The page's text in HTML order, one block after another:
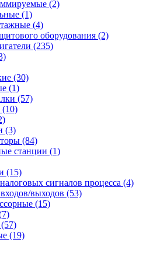
(2)
(1)
(4)
оборудования (2)
(235)
(30)
(1)
(57)
(3)
(84)
станции (1)
(15)
сигналов процесса (4)
выходов (53)
(15)
(19)